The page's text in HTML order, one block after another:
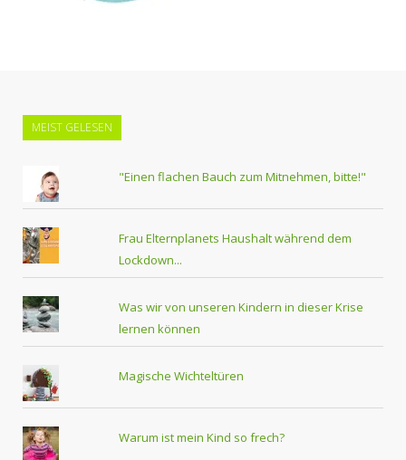
MEIST GELESEN
"Einen flachen Bauch zum Mitnehmen, bitte!"
Frau Elternplanets Haushalt während dem
Lockdown...
Was wir von unseren Kindern in dieser Krise
lernen können
Magische Wichteltüren
Warum ist mein Kind so frech?